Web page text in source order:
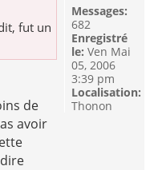
fut un
de
avoir
Messages:
682
Enregistré
le: Ven Mai
05, 2006
3:39 pm
Localisation:
Thonon